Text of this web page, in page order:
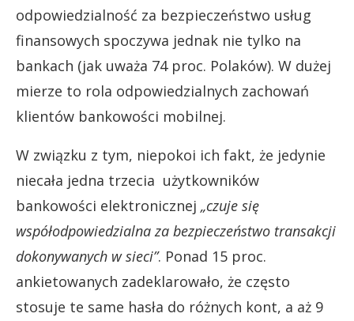
odpowiedzialność za bezpieczeństwo usług
finansowych spoczywa jednak nie tylko na
bankach (jak uważa 74 proc. Polaków). W dużej
mierze to rola odpowiedzialnych zachowań
klientów bankowości mobilnej.
W związku z tym, niepokoi ich fakt, że jedynie
niecała jedna trzecia użytkowników
bankowości elektronicznej „czuje się
współodpowiedzialna za bezpieczeństwo transakcji
dokonywanych w sieci”. Ponad 15 proc.
ankietowanych zadeklarowało, że często
stosuje te same hasła do różnych kont, a aż 9